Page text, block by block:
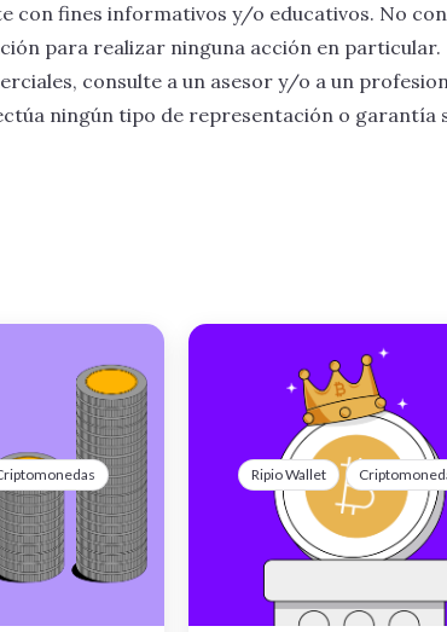
fines informativos y/o educativos. No
para realizar ninguna acción en particular.
consulte a un asesor y/o a un
ningún tipo de representación o garantía
Ripio Wallet